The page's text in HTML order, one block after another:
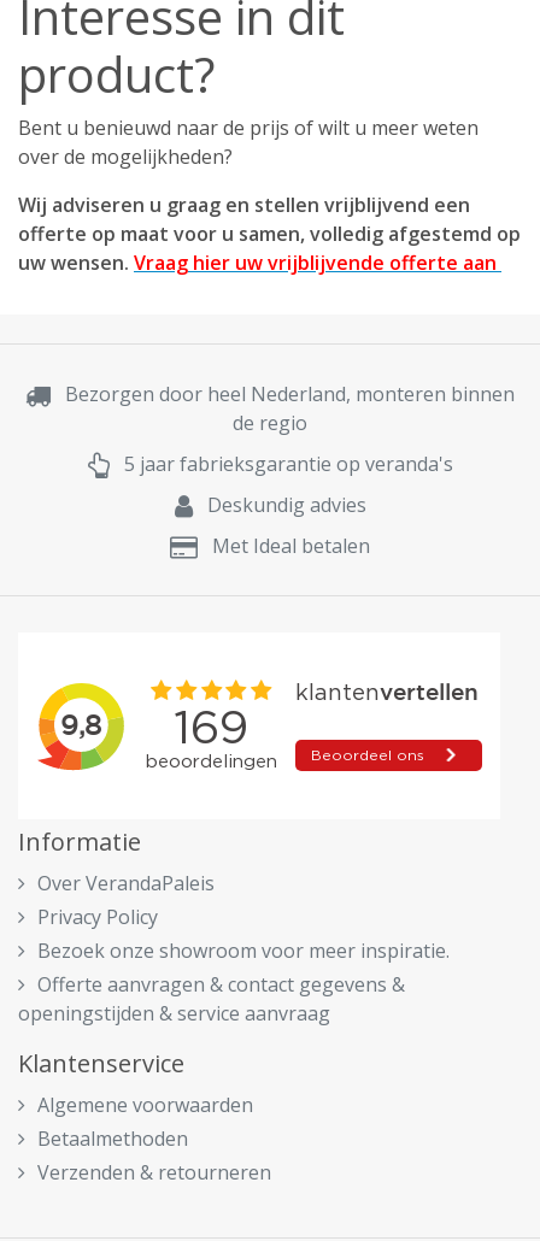
Interesse in dit
product?
Bent u benieuwd naar de prijs of wilt u meer weten
over de mogelijkheden?
Wij adviseren u graag en stellen vrijblijvend een
offerte op maat voor u samen, volledig afgestemd op
uw wensen. Vraag hier uw vrijblijvende offerte aan
Bezorgen door heel Nederland, monteren binnen
de regio
5 jaar fabrieksgarantie op veranda's
Deskundig advies
Met Ideal betalen
Informatie
Over VerandaPaleis
Privacy Policy
Bezoek onze showroom voor meer inspiratie.
Offerte aanvragen & contact gegevens &
openingstijden & service aanvraag
Klantenservice
Algemene voorwaarden
Betaalmethoden
Verzenden & retourneren